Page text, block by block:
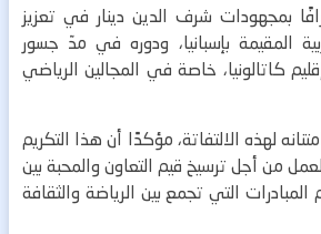
بمجهودات شرف الدين دينار في تعزيز
المقيمة بإسبانيا، ودوره في مدّ جسور
كاتالونيا، خاصة في المجالين الرياضي
لهذه الالتفاتة، مؤكدًا أن هذا التكريم
من أجل ترسيخ قيم التعاون والمحبة بين
التي تجمع بين الرياضة والثقافة